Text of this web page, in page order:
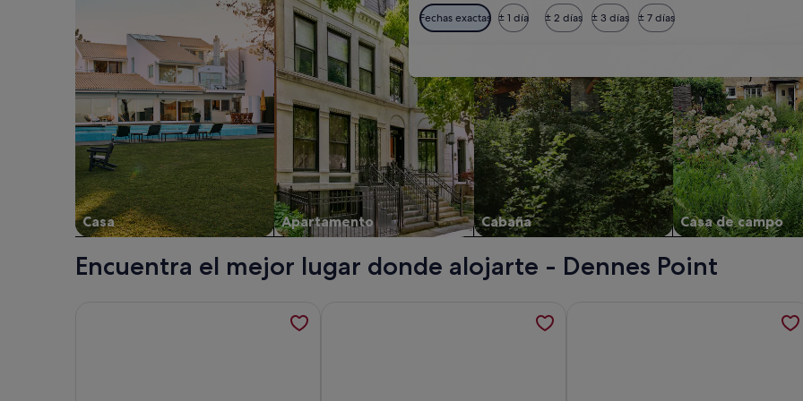
Fechas exactas ± 1 día ± 2 días ± 3 días ± 7 días
Casa Apartamento Cabaña Casa de campo
Encuentra el mejor lugar donde alojarte - Dennes Point